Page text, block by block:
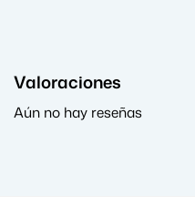
Valoraciones
Aún no hay reseñas